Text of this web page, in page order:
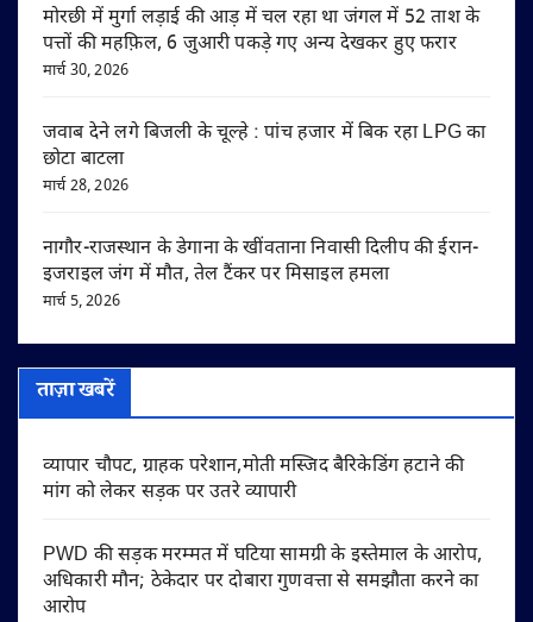
मोरछी में मुर्गा लड़ाई की आड़ में चल रहा था जंगल में 52 ताश के
पत्तों की महफ़िल, 6 जुआरी पकड़े गए अन्य देखकर हुए फरार
मार्च 30, 2026
जवाब देने लगे बिजली के चूल्हे : पांच हजार में बिक रहा LPG का
छोटा बाटला
मार्च 28, 2026
नागौर-राजस्थान के डेगाना के खींवताना निवासी दिलीप की ईरान-
इजराइल जंग में मौत, तेल टैंकर पर मिसाइल हमला
मार्च 5, 2026
ताज़ा खबरें
व्यापार चौपट, ग्राहक परेशान,मोती मस्जिद बैरिकेडिंग हटाने की
मांग को लेकर सड़क पर उतरे व्यापारी
PWD की सड़क मरम्मत में घटिया सामग्री के इस्तेमाल के आरोप,
अधिकारी मौन; ठेकेदार पर दोबारा गुणवत्ता से समझौता करने का
आरोप